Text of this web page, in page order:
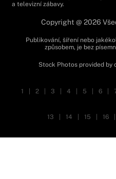
a televizní zábavy.
Copyright @ 2026
Publikování, šíření nebo
způsobem, je bez
Stock Photos provided by
1 2 3 4 5 6
13 14 15 16